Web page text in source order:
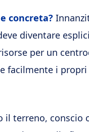
concreta?
diventare
per un
facilmente i
il terreno,